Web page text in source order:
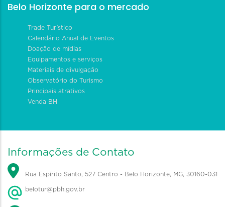
Belo Horizonte para o mercado
Trade Turístico
Calendário Anual de Eventos
Doação de mídias
Equipamentos e serviços
Materiais de divulgação
Observatório do Turismo
Principais atrativos
Venda BH
Informações de Contato
Rua Espírito Santo, 527 Centro - Belo Horizonte, MG, 30160-031
belotur@pbh.gov.br